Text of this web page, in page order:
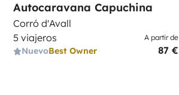
Autocaravana Capuchina
Corró d'Avall
5 viajeros
NuevoBest Owner
A partir de
87 €